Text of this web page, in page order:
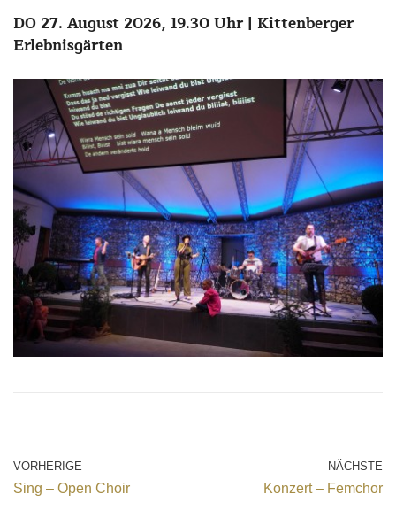
DO 27. August 2026, 19.30 Uhr | Kittenberger
Erlebnisgärten
VORHERIGE
Sing – Open Choir
NÄCHSTE
Konzert – Femchor